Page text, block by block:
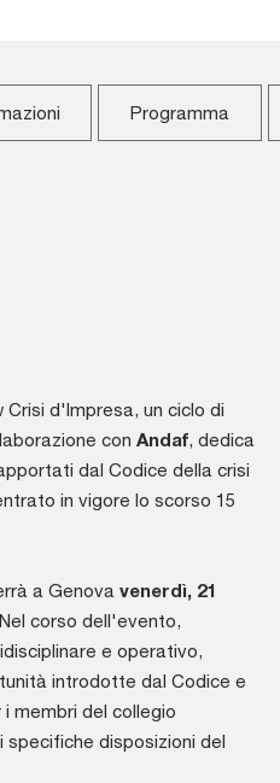
Programma
d'Impresa, un ciclo di
con Andaf, dedica
dal Codice della crisi
in vigore lo scorso 15
a Genova venerdì, 21
corso dell'evento,
e operativo,
introdotte dal Codice e
membri del collegio
disposizioni del